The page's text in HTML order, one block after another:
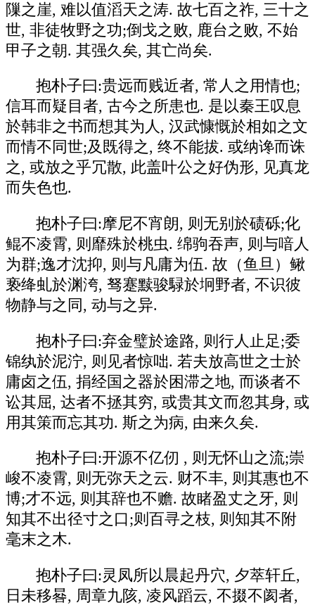
隟之崖, 难以值滔天之涛. 故七百之祚, 三十之
世, 非徒牧野之功;倒戈之败, 鹿台之败, 不始
甲子之朝. 其强久矣, 其亡尚矣.
抱朴子曰:贵远而贱近者, 常人之用情也;
信耳而疑目者, 古今之所患也. 是以秦王叹息
於韩非之书而想其为人, 汉武慷慨於相如之文
而情不同世;及既得之, 终不能拔. 或纳谗而诛
之, 或放之乎冗散, 此盖叶公之好伪形, 见真龙
而失色也.
抱朴子曰:摩尼不宵朗, 则无别於碛砾;化
鲲不凌霄, 则靡殊於桃虫. 绵驹吞声, 则与喑人
为群;逸才沈抑, 则与凡庸为伍. 故（鱼旦）鳅
亵绛虬於渊洿, 驽蹇黩骏騄於坰野者, 不识彼
物静与之同, 动与之异.
抱朴子曰:弃金璧於途路, 则行人止足;委
锦纨於泥泞, 则见者惊咄. 若夫放高世之士於
庸卤之伍, 捐经国之器於困滞之地, 而谈者不
讼其屈, 达者不拯其穷, 或贵其文而忽其身, 或
用其策而忘其功. 斯之为病, 由来久矣.
抱朴子曰:开源不亿仞 , 则无怀山之流;崇
峻不凌霄, 则无弥天之云. 财不丰, 则其惠也不
博;才不远, 则其辞也不赡. 故睹盈丈之牙, 则
知其不出径寸之口;则百寻之枝, 则知其不附
毫末之木.
抱朴子曰:灵凤所以晨起丹穴, 夕萃轩丘,
日未移晷, 周章九陔, 凌风蹈云, 不掇不阂者,